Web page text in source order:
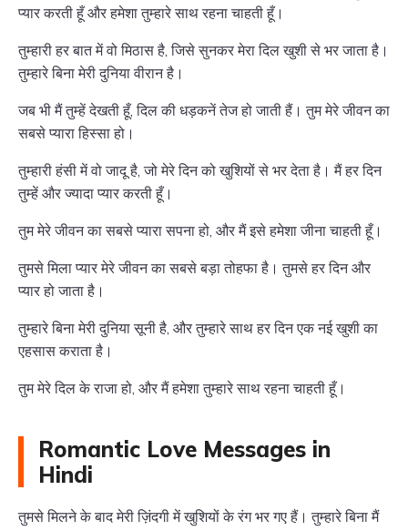
प्यार करती हूँ और हमेशा तुम्हारे साथ रहना चाहती हूँ।
तुम्हारी हर बात में वो मिठास है, जिसे सुनकर मेरा दिल खुशी से भर जाता है।
तुम्हारे बिना मेरी दुनिया वीरान है।
जब भी मैं तुम्हें देखती हूँ, दिल की धड़कनें तेज हो जाती हैं। तुम मेरे जीवन का
सबसे प्यारा हिस्सा हो।
तुम्हारी हंसी में वो जादू है, जो मेरे दिन को खुशियों से भर देता है। मैं हर दिन
तुम्हें और ज्यादा प्यार करती हूँ।
तुम मेरे जीवन का सबसे प्यारा सपना हो, और मैं इसे हमेशा जीना चाहती हूँ।
तुमसे मिला प्यार मेरे जीवन का सबसे बड़ा तोहफा है। तुमसे हर दिन और
प्यार हो जाता है।
तुम्हारे बिना मेरी दुनिया सूनी है, और तुम्हारे साथ हर दिन एक नई खुशी का
एहसास कराता है।
तुम मेरे दिल के राजा हो, और मैं हमेशा तुम्हारे साथ रहना चाहती हूँ।
Romantic Love Messages in
Hindi
तुमसे मिलने के बाद मेरी ज़िंदगी में खुशियों के रंग भर गए हैं। तुम्हारे बिना मैं